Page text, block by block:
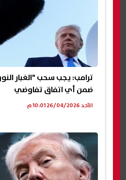
ترامب: يجب سحب "الغبار
ضمن أي اتفاق تفاوضي
الأحد 26/04/2026 10:01 م